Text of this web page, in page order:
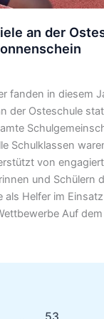
an der
fanden in diesem
der Osteschule
Schulklassen
von
und Schülern
als Helfer im
Auf
53